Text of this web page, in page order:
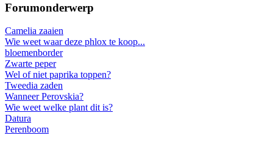
Forumonderwerp
Camelia zaaien
Wie weet waar deze phlox te koop...
bloemenborder
Zwarte peper
Wel of niet paprika toppen?
Tweedia zaden
Wanneer Perovskia?
Wie weet welke plant dit is?
Datura
Perenboom